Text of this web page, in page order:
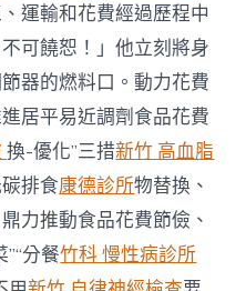
運輸和花費經過歷程中
可饒恕！」他立刻將身
器的燃料口。動力花費
居平易近調劑食品花費
換-優化”三措新竹 高血脂
排食康德診所物替換、
力推動食品花費節儉、
分餐竹科 慢性病診所